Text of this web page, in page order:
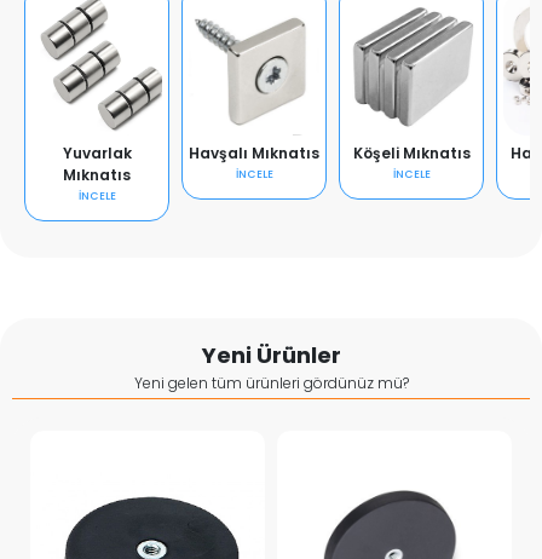
Yuvarlak
Mıknatıs
İNCELE
Havşalı Mıknatıs
İNCELE
Köşeli Mıknatıs
İNCELE
Yeni Ürünler
Yeni gelen tüm ürünleri gördünüz mü?